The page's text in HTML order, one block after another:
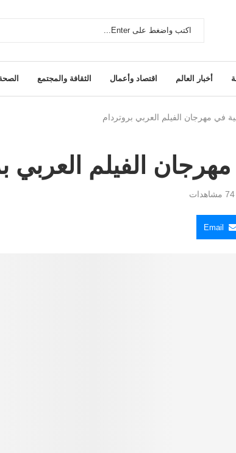
أخبار العالم اقتصاد وأعمال الثقافة والمجتمع
في مهرجان الفيلم العربي بروتردام
الفيلم العربي
74 مشاهدات
Email